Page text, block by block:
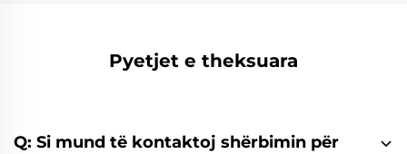
Pyetjet e theksuara
Q: Si mund të kontaktoj shërbimin për